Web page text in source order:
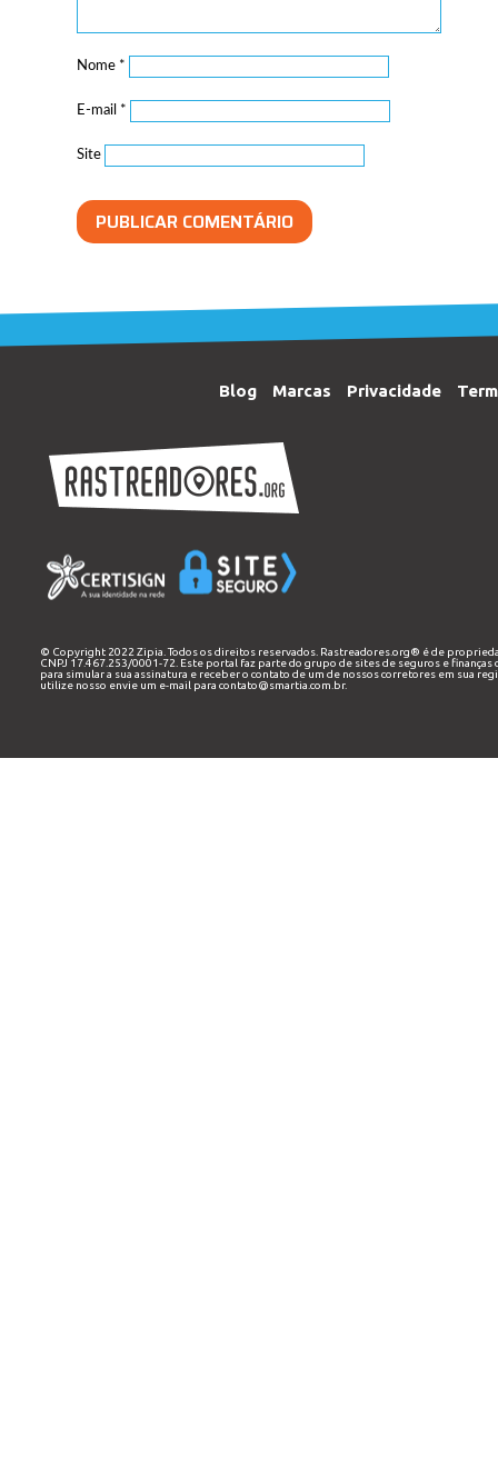
Nome *
E-mail *
Site
Blog Marcas Privacidade
© Copyright 2022 Zipia. Todos os direitos reservados. Rastreadores.org® é de
CNPJ 17.467.253/0001-72. Este portal faz parte do grupo de sites de seguros e finanças
para simular a sua assinatura e receber o contato de um de nossos corretores em sua
utilize nosso envie um e-mail paracontato@smartia.com.br.